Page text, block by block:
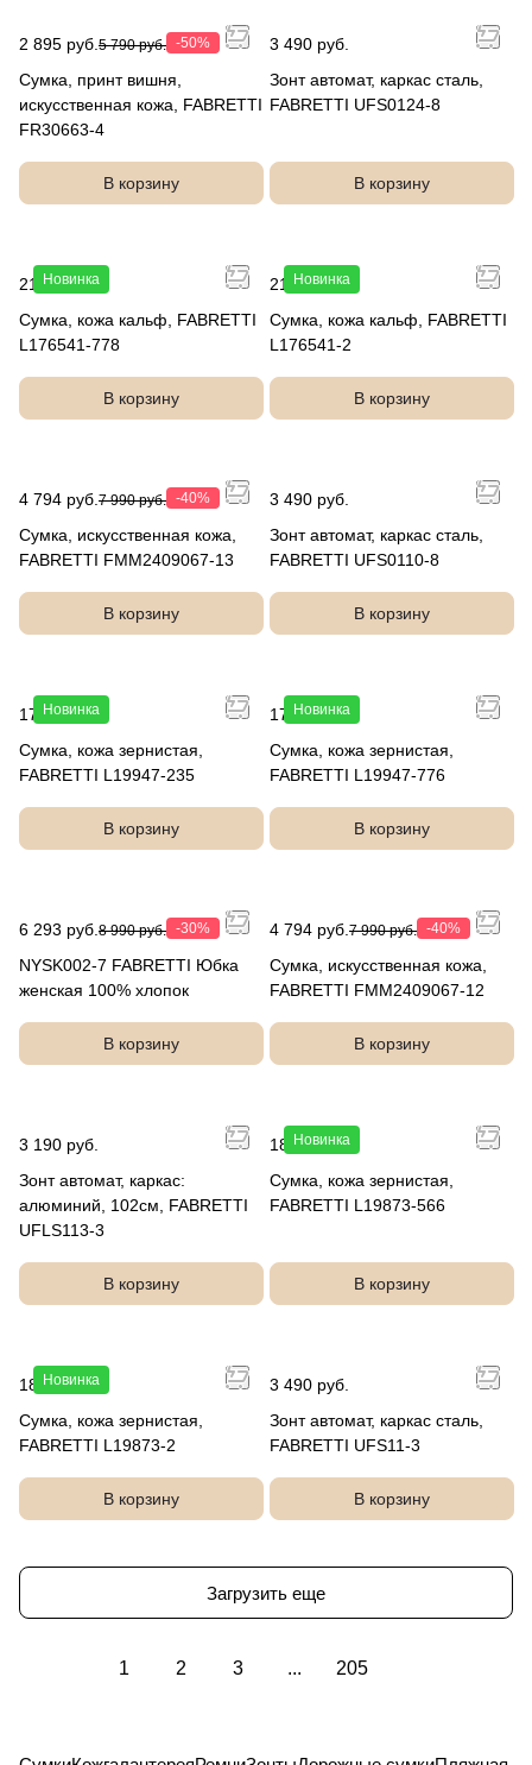
2 895 руб. 5 790 руб. -50%
Сумка, принт вишня,
искусственная кожа, FABRETTI
FR30663-4
В корзину
3 490 руб.
Зонт автомат, каркас сталь,
FABRETTI UFS0124-8
В корзину
Новинка
21 990 руб.
Сумка, кожа кальф, FABRETTI
L176541-778
В корзину
Новинка
21 990 руб.
Сумка, кожа кальф, FABRETTI
L176541-2
В корзину
4 794 руб. 7 990 руб. -40%
Сумка, искусственная кожа,
FABRETTI FMM2409067-13
В корзину
3 490 руб.
Зонт автомат, каркас сталь,
FABRETTI UFS0110-8
В корзину
Новинка
17 990 руб.
Сумка, кожа зернистая,
FABRETTI L19947-235
В корзину
Новинка
17 990 руб.
Сумка, кожа зернистая,
FABRETTI L19947-776
В корзину
6 293 руб. 8 990 руб. -30%
NYSK002-7 FABRETTI Юбка
женская 100% хлопок
В корзину
4 794 руб. 7 990 руб. -40%
Сумка, искусственная кожа,
FABRETTI FMM2409067-12
В корзину
3 190 руб.
Зонт автомат, каркас:
алюминий, 102см, FABRETTI
UFLS113-3
В корзину
Новинка
18 990 руб.
Сумка, кожа зернистая,
FABRETTI L19873-566
В корзину
Новинка
18 990 руб.
Сумка, кожа зернистая,
FABRETTI L19873-2
В корзину
3 490 руб.
Зонт автомат, каркас сталь,
FABRETTI UFS11-3
В корзину
Загрузить еще
1 2 3 ... 205